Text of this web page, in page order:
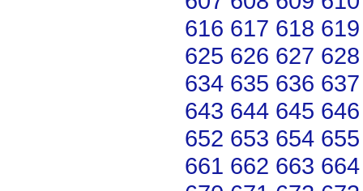
616 617 618 619
625 626 627 628
634 635 636 637
643 644 645 646
652 653 654 655
661 662 663 664